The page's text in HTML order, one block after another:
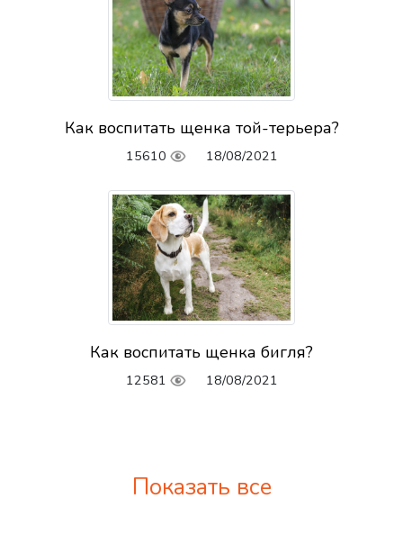
Как воспитать щенка той-терьера?
15610 18/08/2021
Как воспитать щенка бигля?
12581 18/08/2021
Показать все